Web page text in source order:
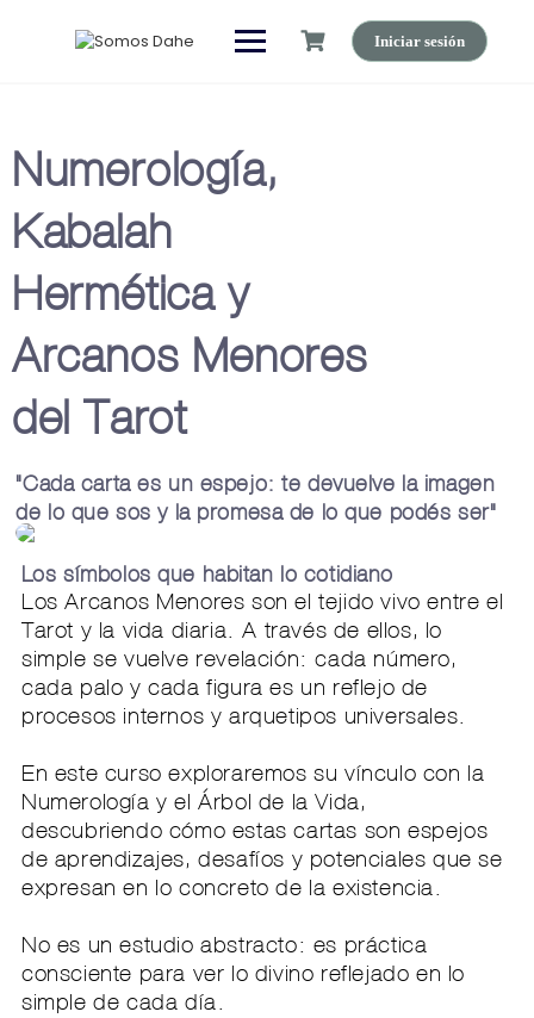
Iniciar sesión
Numerología,
Kabalah
Hermética y
Arcanos Menores
del Tarot
"Cada carta es un espejo: te devuelve la imagen
de lo que sos y la promesa de lo que podés ser"
Los símbolos que habitan lo cotidiano
Los Arcanos Menores son el tejido vivo entre el
Tarot y la vida diaria. A través de ellos, lo
simple se vuelve revelación: cada número,
cada palo y cada figura es un reflejo de
procesos internos y arquetipos universales.
En este curso exploraremos su vínculo con la
Numerología y el Árbol de la Vida,
descubriendo cómo estas cartas son espejos
de aprendizajes, desafíos y potenciales que se
expresan en lo concreto de la existencia.
No es un estudio abstracto: es práctica
consciente para ver lo divino reflejado en lo
simple de cada día.